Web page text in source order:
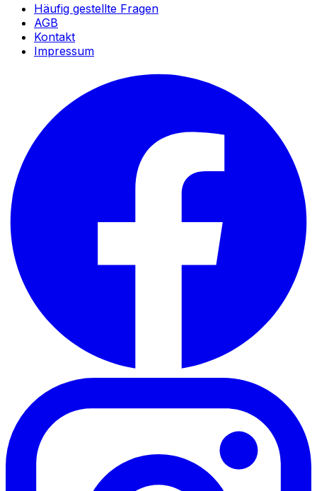
Häufig gestellte Fragen
AGB
Kontakt
Impressum